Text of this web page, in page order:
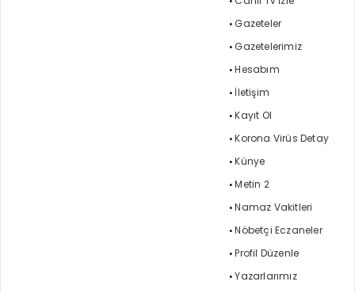
Gazeteler
Gazetelerimiz
Hesabım
İletişim
Kayıt Ol
Korona Virüs Detay
Künye
Metin 2
Namaz Vakitleri
Nöbetçi Eczaneler
Profil Düzenle
Yazarlarımız